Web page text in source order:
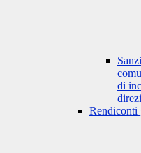
di
Rendiconti